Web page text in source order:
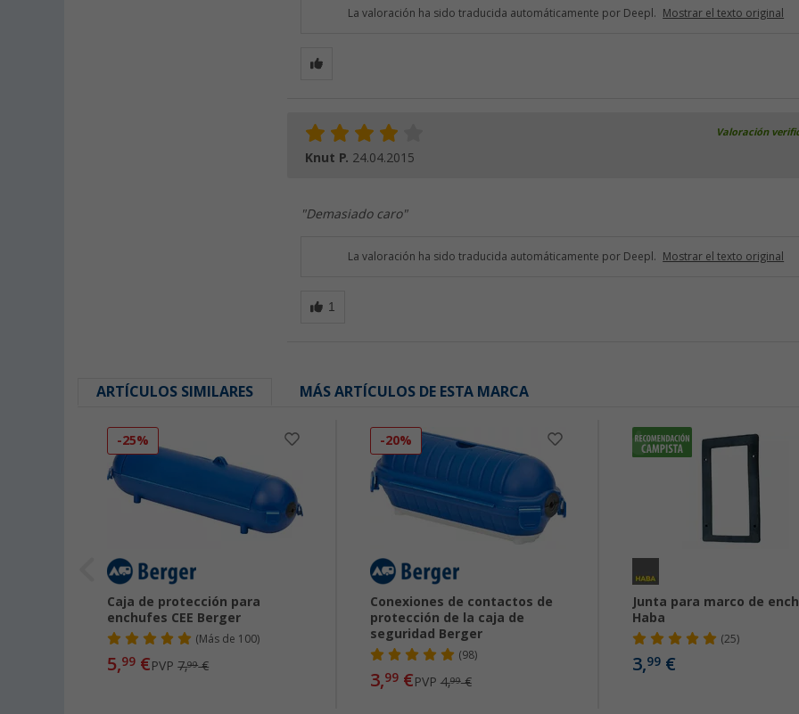
La valoración ha sido traducida automáticamente por Deepl. Mostrar el texto original
Valoración
Knut P. 24.04.2015
"Demasiado caro"
La valoración ha sido traducida automáticamente por Deepl. Mostrar el texto original
ARTÍCULOS SIMILARES MÁS ARTÍCULOS DE ESTA MARCA
-25%
Caja de protección para
enchufes CEE Berger
( Más de 100)
5,99 €PVP7,99€
-20%
Conexiones de contactos de
protección de la caja de
seguridad Berger
(98)
3,99€PVP 4,99€
Junta para marco de
Haba
(25)
3,99 €